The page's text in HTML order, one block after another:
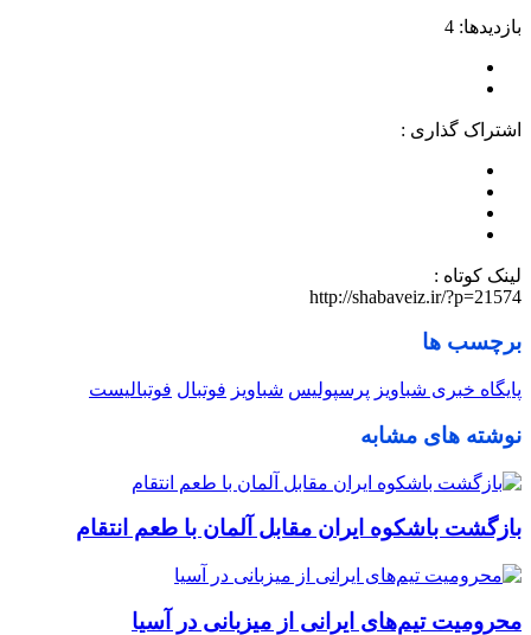
بازدیدها: 4
اشتراک گذاری :
لینک کوتاه :
http://shabaveiz.ir/?p=21574
برچسب ها
پایگاه خبری شباویز پرسپولیس شباویز فوتبال فوتبالیست
نوشته های مشابه
بازگشت باشکوه ایران مقابل آلمان با طعم انتقام
محرومیت تیم‌های ایرانی از میزبانی در آسیا